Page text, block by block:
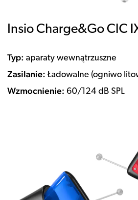
Insio Charge&Go CIC
Typ: aparaty wewnątrzuszne
Zasilanie: Ładowalne (ogniwo
Wzmocnienie: 60/124 dB SPL